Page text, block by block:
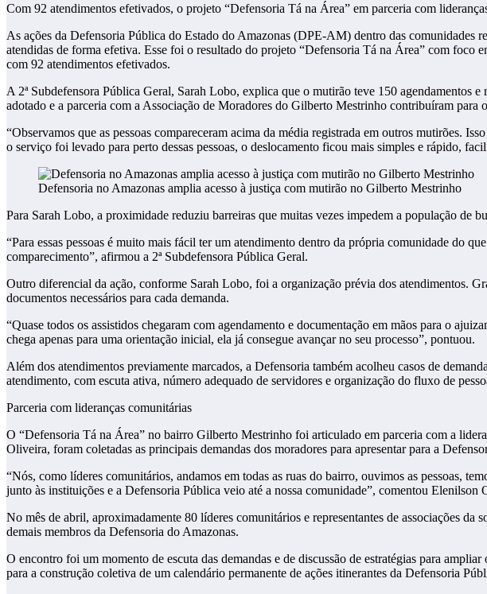
Com 92 atendimentos efetivados, o projeto “Defensoria Tá na Área” em parceria com
As ações da Defensoria Pública do Estado do Amazonas (DPE-AM) dentro das comunidades
atendidas de forma efetiva. Esse foi o resultado do projeto “Defensoria Tá na Área” com
com 92 atendimentos efetivados.
A 2ª Subdefensora Pública Geral, Sarah Lobo, explica que o mutirão teve 150 agendamentos
adotado e a parceria com a Associação de Moradores do Gilberto Mestrinho contribuíram para
“Observamos que as pessoas compareceram acima da média registrada em outros mutirões.
o serviço foi levado para perto dessas pessoas, o deslocamento ficou mais simples e rápido,
Defensoria no Amazonas amplia acesso à justiça com mutirão no Gilberto Mestrinho
Para Sarah Lobo, a proximidade reduziu barreiras que muitas vezes impedem a população de
“Para essas pessoas é muito mais fácil ter um atendimento dentro da própria comunidade do
comparecimento”, afirmou a 2ª Subdefensora Pública Geral.
Outro diferencial da ação, conforme Sarah Lobo, foi a organização prévia dos atendimentos.
documentos necessários para cada demanda.
“Quase todos os assistidos chegaram com agendamento e documentação em mãos para o
chega apenas para uma orientação inicial, ela já consegue avançar no seu processo”, pontuou.
Além dos atendimentos previamente marcados, a Defensoria também acolheu casos de
atendimento, com escuta ativa, número adequado de servidores e organização do fluxo de
Parceria com lideranças comunitárias
O “Defensoria Tá na Área” no bairro Gilberto Mestrinho foi articulado em parceria com a
Oliveira, foram coletadas as principais demandas dos moradores para apresentar para a
“Nós, como líderes comunitários, andamos em todas as ruas do bairro, ouvimos as pessoas,
junto às instituições e a Defensoria Pública veio até a nossa comunidade”, comentou Elenilson
No mês de abril, aproximadamente 80 líderes comunitários e representantes de associações
demais membros da Defensoria do Amazonas.
O encontro foi um momento de escuta das demandas e de discussão de estratégias para
para a construção coletiva de um calendário permanente de ações itinerantes da Defensoria